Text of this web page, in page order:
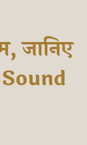
जानिए